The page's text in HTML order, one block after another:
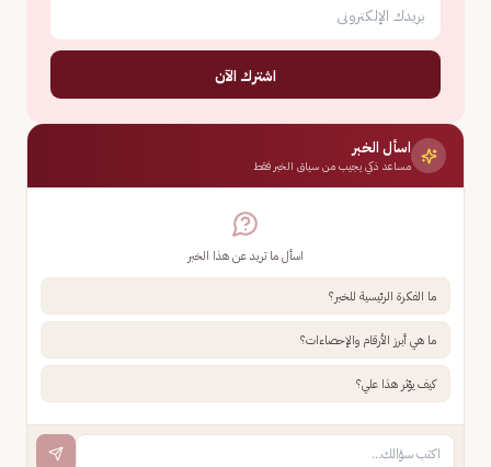
اشترك الآن
اسأل الخبر
مساعد ذكي يجيب من سياق الخبر فقط
اسأل ما تريد عن هذا الخبر
ما الفكرة الرئيسية للخبر؟
ما هي أبرز الأرقام والإحصاءات؟
كيف يؤثر هذا علي؟